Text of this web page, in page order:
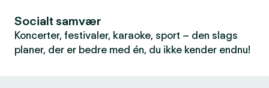
Socialt samvær
Koncerter, festivaler, karaoke, sport – den slags
planer, der er bedre med én, du ikke kender endnu!